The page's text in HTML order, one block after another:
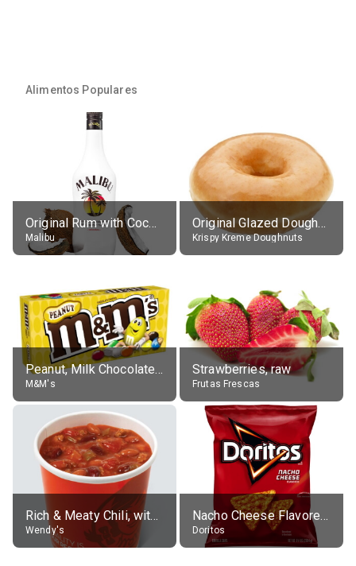
Alimentos Populares
Original Rum with Coconut Flavour (21% alc.)
Malibu
Original Glazed Doughnut
Krispy Kreme Doughnuts
Peanut, Milk Chocolate Candies
M&M's
Strawberries, raw
Frutas Frescas
Rich & Meaty Chili, without toppings, large
Wendy's
Nacho Cheese Flavored Tortilla Chips
Doritos